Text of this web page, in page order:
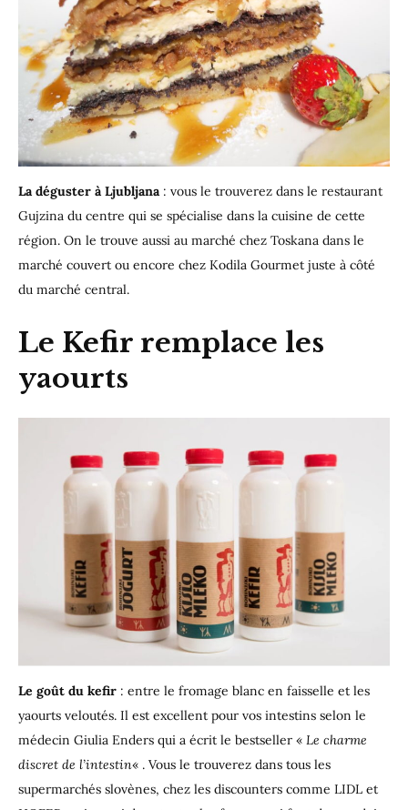
La déguster à Ljubljana: vous le trouverez dans le restaurant
Gujzina du centre qui se spécialise dans la cuisine de cette
région. On le trouve aussi au marché chez Toskana dans le
marché couvert ou encore chez Kodila Gourmet juste à côté
du marché central.
Le Kefir remplace les
yaourts
Le goût du kefir : entre le fromage blanc en faisselle et les
yaourts veloutés. Il est excellent pour vos intestins selon le
médecin Giulia Enders qui a écrit le bestseller « Le charme
discret de l’intestin« . Vous le trouverez dans tous les
supermarchés slovènes, chez les discounters comme LIDL et